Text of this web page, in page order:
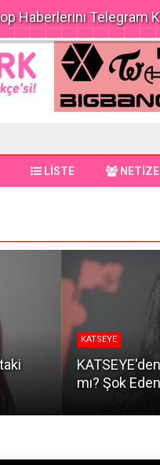
LİSTE
KATSEYE
mı? Şok Eden
Haberlerini Telegram